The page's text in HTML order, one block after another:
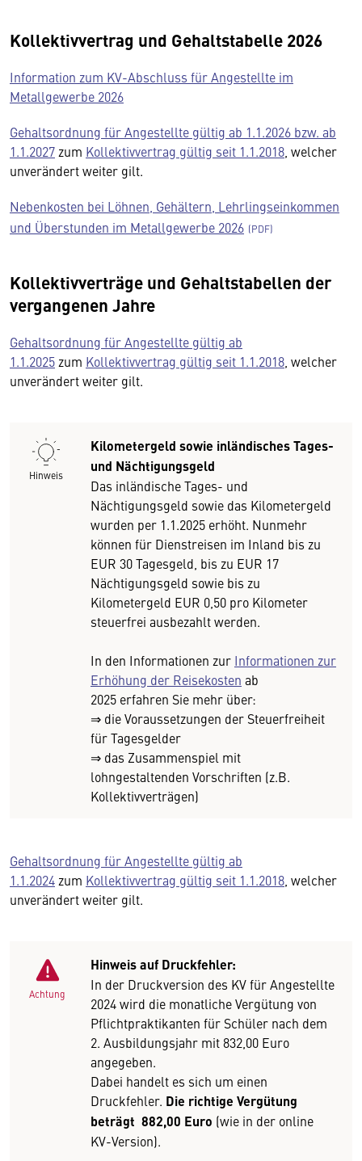
Kollektivvertrag und Gehaltstabelle 2026
Information zum KV-Abschluss für Angestellte im
Metallgewerbe 2026
Gehaltsordnung für Angestellte gültig ab 1.1.2026 bzw. ab
1.1.2027 zum Kollektivvertrag gültig seit 1.1.2018 , welcher
unverändert weiter gilt.
Nebenkosten bei Löhnen, Gehältern, Lehrlingseinkommen
und Überstunden im Metallgewerbe 2026
Kollektivverträge und Gehaltstabellen der
vergangenen Jahre
Gehaltsordnung für Angestellte gültig ab
1.1.2025 zum Kollektivvertrag gültig seit 1.1.2018 , welcher
unverändert weiter gilt.
Hinweis
Kilometergeld sowie inländisches Tages-
und Nächtigungsgeld
Das inländische Tages- und
Nächtigungsgeld sowie das Kilometergeld
wurden per 1.1.2025 erhöht. Nunmehr
können für Dienstreisen im Inland bis zu
EUR 30 Tagesgeld, bis zu EUR 17
Nächtigungsgeld sowie bis zu
Kilometergeld EUR 0,50 pro Kilometer
steuerfrei ausbezahlt werden.
In den Informationen zur Informationen zur
Erhöhung der Reisekosten ab
2025 erfahren Sie mehr über:
⇒ die Voraussetzungen der Steuerfreiheit
für Tagesgelder
⇒ das Zusammenspiel mit
lohngestaltenden Vorschriften (z.B.
Kollektivverträgen)
Gehaltsordnung für Angestellte gültig ab
1.1.2024 zum Kollektivvertrag gültig seit 1.1.2018 , welcher
unverändert weiter gilt.
Achtung
Hinweis auf Druckfehler:
In der Druckversion des KV für Angestellte
2024 wird die monatliche Vergütung von
Pflichtpraktikanten für Schüler nach dem
2. Ausbildungsjahr mit 832,00 Euro
angegeben.
Dabei handelt es sich um einen
Druckfehler. Die richtige Vergütung
beträgt 882,00 Euro (wie in der online
KV-Version).